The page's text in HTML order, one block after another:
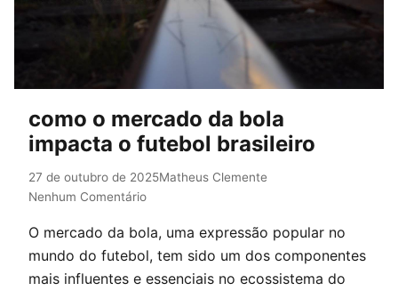
como o mercado da bola
impacta o futebol brasileiro
27 de outubro de 2025Matheus Clemente
Nenhum Comentário
O mercado da bola, uma expressão popular no
mundo do futebol, tem sido um dos componentes
mais influentes e essenciais no ecossistema do